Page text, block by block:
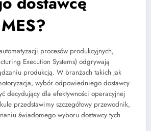
procesów produkcyjnych,
Execution Systems) odgrywają
produkcją. W branżach takich jak
wybór odpowiedniego dostawcy
decydujący dla efektywności operacyjnej
przedstawimy szczegółowy przewodnik,
świadomego wyboru dostawcy tych